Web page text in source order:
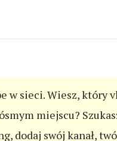
w sieci. Wiesz, który
miejscu?
dodaj swój kanał,